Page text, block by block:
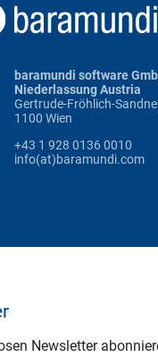
baramundi software
Niederlassung Austria
Gertrude-Fröhlich-
1100 Wien
+43 1 928 0136 0010
info(at)baramundi.com
Newsletter